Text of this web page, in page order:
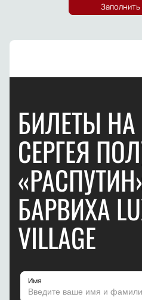
БИЛЕТЫ
СЕРГЕЯ
БАРВИХА
VILLAGE
Имя